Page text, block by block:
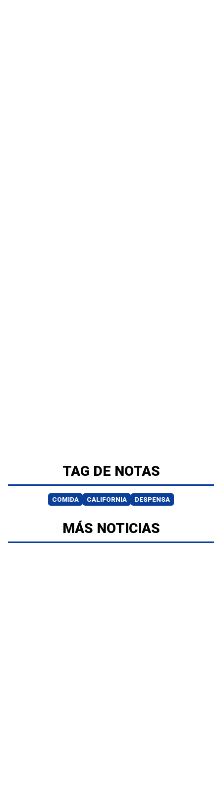
TAG DE NOTAS
COMIDA CALIFORNIA DESPENSA
MÁS NOTICIAS